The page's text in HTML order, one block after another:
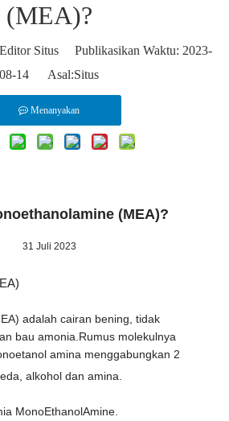
(MEA)?
Situs Publikasikan Waktu: 2023-
08-14 Asal:Situs
Menanyakan
(MEA)?
31 Juli 2023
adalah cairan bening, tidak
bau amonia.Rumus molekulnya
amina menggabungkan 2
alkohol dan amina.
MonoEthanolAmine.